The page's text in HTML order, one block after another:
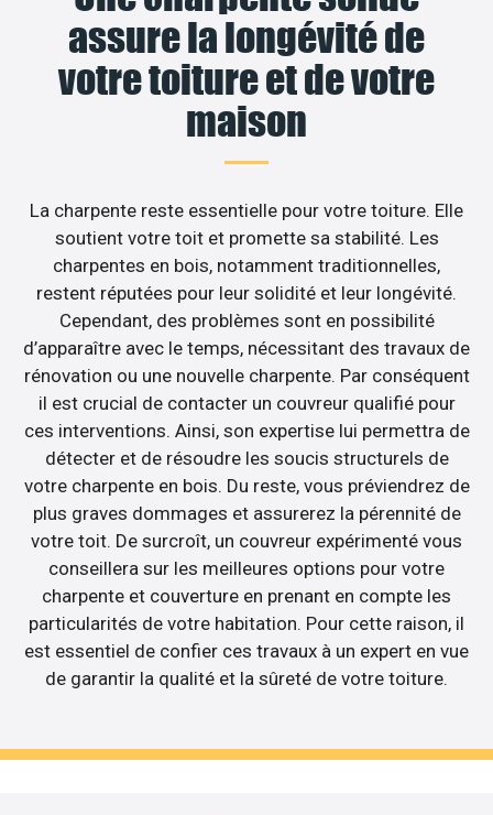
assure la longévité de
votre toiture et de votre
maison
La charpente reste essentielle pour votre toiture. Elle
soutient votre toit et promette sa stabilité. Les
charpentes en bois, notamment traditionnelles,
restent réputées pour leur solidité et leur longévité.
Cependant, des problèmes sont en possibilité
d’apparaître avec le temps, nécessitant des travaux de
rénovation ou une nouvelle charpente. Par conséquent
il est crucial de contacter un couvreur qualifié pour
ces interventions. Ainsi, son expertise lui permettra de
détecter et de résoudre les soucis structurels de
votre charpente en bois. Du reste, vous préviendrez de
plus graves dommages et assurerez la pérennité de
votre toit. De surcroît, un couvreur expérimenté vous
conseillera sur les meilleures options pour votre
charpente et couverture en prenant en compte les
particularités de votre habitation. Pour cette raison, il
est essentiel de confier ces travaux à un expert en vue
de garantir la qualité et la sûreté de votre toiture.